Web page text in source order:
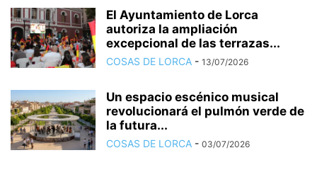
El Ayuntamiento de Lorca
autoriza la ampliación
excepcional de las terrazas...
COSAS DE LORCA - 13/07/2026
Un espacio escénico musical
revolucionará el pulmón verde de
la futura...
COSAS DE LORCA - 03/07/2026